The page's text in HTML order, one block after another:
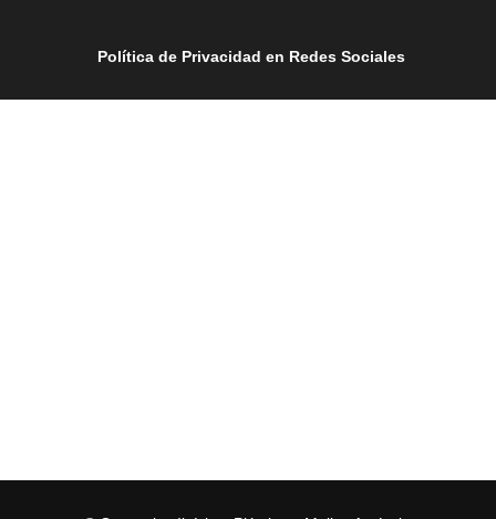
Política de Privacidad en Redes Sociales